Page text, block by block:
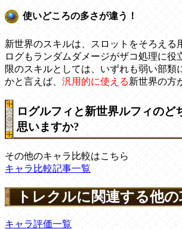
使いどころの多さが違う！
新世界のスキルは、スロットをそろえる
ログもランダムダメージがザコ処理に役
限のスキルとしては、いずれも弱い部類
かと言えば、 汎用的に使える新世界の方
ログルフィと新世界ルフィのど
思いますか?
その他のキャラ比較はこちら
キャラ比較記事一覧
トレクルに関連する他
キャラ評価一覧